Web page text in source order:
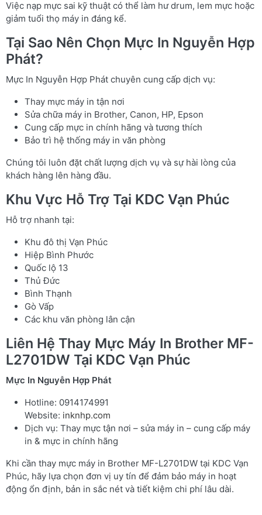
Việc nạp mực sai kỹ thuật có thể làm hư drum, lem mực hoặc
giảm tuổi thọ máy in đáng kể.
Tại Sao Nên Chọn Mực In Nguyễn Hợp
Phát?
Mực In Nguyễn Hợp Phát chuyên cung cấp dịch vụ:
Thay mực máy in tận nơi
Sửa chữa máy in Brother, Canon, HP, Epson
Cung cấp mực in chính hãng và tương thích
Bảo trì hệ thống máy in văn phòng
Chúng tôi luôn đặt chất lượng dịch vụ và sự hài lòng của
khách hàng lên hàng đầu.
Khu Vực Hỗ Trợ Tại KDC Vạn Phúc
Hỗ trợ nhanh tại:
Khu đô thị Vạn Phúc
Hiệp Bình Phước
Quốc lộ 13
Thủ Đức
Bình Thạnh
Gò Vấp
Các khu văn phòng lân cận
Liên Hệ Thay Mực Máy In Brother MF-
L2701DW Tại KDC Vạn Phúc
Mực In Nguyễn Hợp Phát
Hotline: 0914174991
Website: inknhp.com
Dịch vụ: Thay mực tận nơi – sửa máy in – cung cấp máy
in & mực in chính hãng
Khi cần thay mực máy in Brother MF-L2701DW tại KDC Vạn
Phúc, hãy lựa chọn đơn vị uy tín để đảm bảo máy in hoạt
động ổn định, bản in sắc nét và tiết kiệm chi phí lâu dài.